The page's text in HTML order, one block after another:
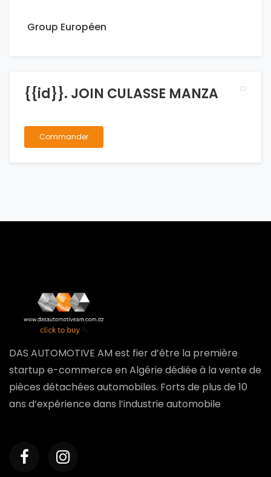
Group Européen
{{id}}. JOIN CULASSE MANZA
Commander
DAS AUTOMOTIVE AM est fier d’être la première
startup e-commerce en Algérie dédiée à la vente de
pièces détachées automobiles. Forts de plus de 10
ans d’expérience dans l’industrie automobile